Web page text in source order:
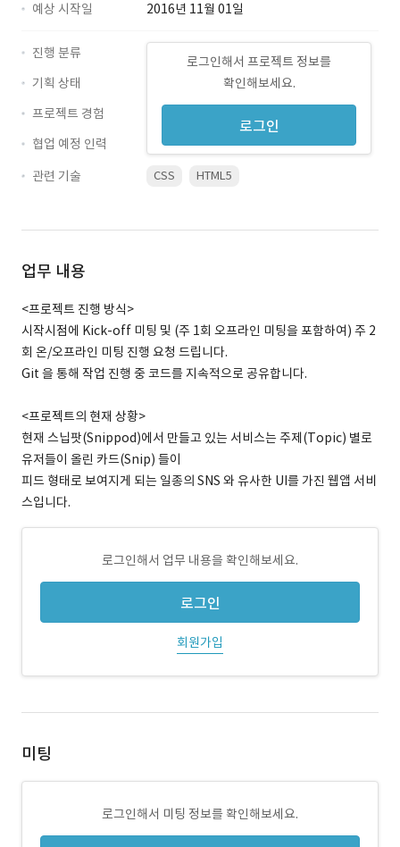
예상 시작일
2016년 11월 01일
로그인해서 프로젝트 정보를
확인해보세요.
로그인
진행 분류
기획 상태
프로젝트 경험
협업 예정 인력
관련 기술
CSS HTML5
업무 내용
<프로젝트 진행 방식>
시작시점에 Kick-off 미팅 및 (주 1회 오프라인 미팅을 포함하여) 주 2
회 온/오프라인 미팅 진행 요청 드립니다.
Git 을 통해 작업 진행 중 코드를 지속적으로 공유합니다.
<프로젝트의 현재 상황>
현재 스닙팟(Snippod)에서 만들고 있는 서비스는 주제(Topic) 별로
유저들이 올린 카드(Snip) 들이
피드 형태로 보여지게 되는 일종의 SNS 와 유사한 UI를 가진 웹앱 서비
스입니다.
로그인해서 업무 내용을 확인해보세요.
로그인
회원가입
미팅
로그인해서 미팅 정보를 확인해보세요.